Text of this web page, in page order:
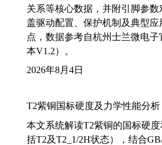
关系等核心数据，并附引脚参数
盖驱动配置、保护机制及典型应
点，数据参考自杭州士兰微电子
本V1.2）。
2026年8月4日
T2紫铜国标硬度及力学性能分析
本文系统解读T2紫铜的国标硬
括T2及T2_1/2H状态），结合